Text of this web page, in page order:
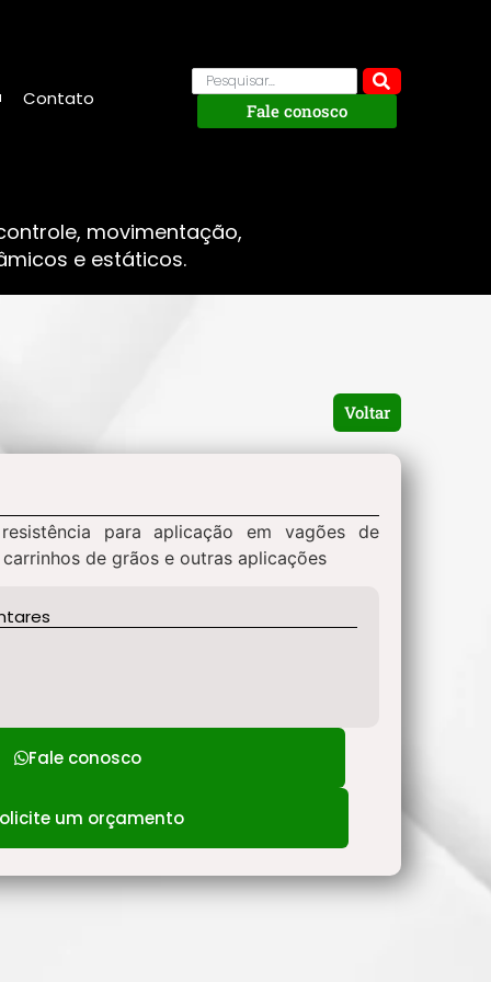
Contato
Fale conosco
movimentação,
e estáticos.
Voltar
para aplicação em vagões de
de grãos e outras aplicações
Fale conosco
um orçamento